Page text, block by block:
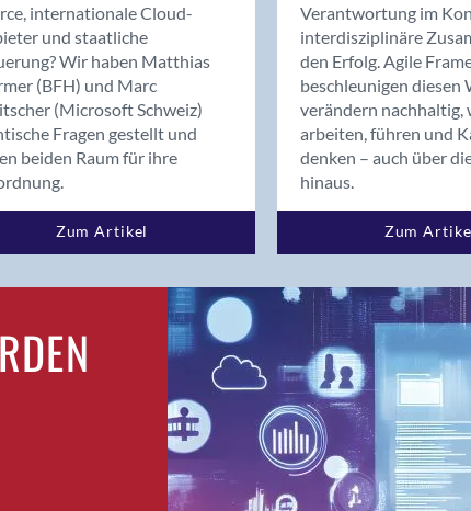
Bern - Liebefeld
Birsfelden
Bolligen
Bonaduz
Bonstetten
Bottighofen
Bremgarten bei Bern
Brig-Glis
internationale Cloud-
und staatliche
Wir haben Matthias
(BFH) und Marc
(Microsoft Schweiz)
Fragen gestellt und
beiden Raum für ihre
Zum Artikel
Verantwortung im
interdisziplinäre
den Erfolg. Agile
beschleunigen diesen
verändern nachhaltig,
arbeiten, führen und
denken – auch über
hinaus.
Zum